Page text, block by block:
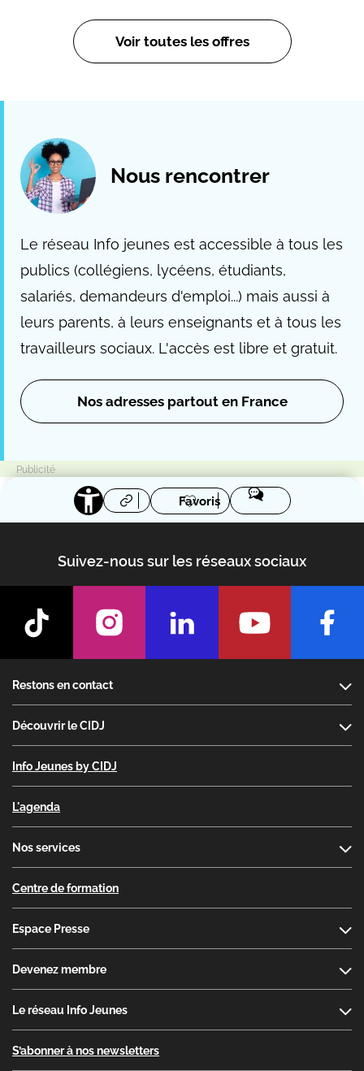
Voir toutes les offres
Nous rencontrer
Le réseau Info jeunes est accessible à tous les
publics (collégiens, lycéens, étudiants,
salariés, demandeurs d'emploi...) mais aussi à
leurs parents, à leurs enseignants et à tous les
travailleurs sociaux. L'accès est libre et gratuit.
Nos adresses partout en France
Favoris
Suivez-nous sur les réseaux sociaux
Restons en contact
Découvrir le CIDJ
Info Jeunes by CIDJ
L'agenda
Nos services
Centre de formation
Espace Presse
Devenez membre
Le réseau Info Jeunes
S’abonner à nos newsletters